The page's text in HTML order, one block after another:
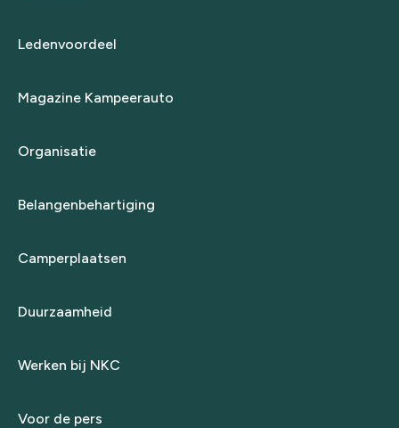
Ledenvoordeel
Magazine Kampeerauto
Organisatie
Belangenbehartiging
Camperplaatsen
Duurzaamheid
Werken bij NKC
Voor de pers